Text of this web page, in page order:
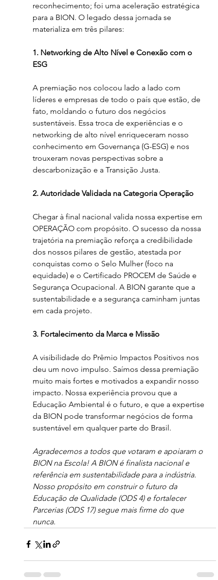
reconhecimento; foi uma aceleração estratégica
para a BION. O legado dessa jornada se
materializa em três pilares:
1. Networking de Alto Nível e Conexão com o
ESG
A premiação nos colocou lado a lado com
líderes e empresas de todo o país que estão, de
fato, moldando o futuro dos negócios
sustentáveis. Essa troca de experiências e o
networking de alto nível enriqueceram nosso
conhecimento em Governança (G-ESG) e nos
trouxeram novas perspectivas sobre a
descarbonização e a Transição Justa.
2. Autoridade Validada na Categoria Operação
Chegar à final nacional valida nossa expertise em
OPERAÇÃO com propósito. O sucesso da nossa
trajetória na premiação reforça a credibilidade
dos nossos pilares de gestão, atestada por
conquistas como o Selo Mulher (foco na
equidade) e o Certificado PROCEM de Saúde e
Segurança Ocupacional. A BION garante que a
sustentabilidade e a segurança caminham juntas
em cada projeto.
3. Fortalecimento da Marca e Missão
A visibilidade do Prêmio Impactos Positivos nos
deu um novo impulso. Saímos dessa premiação
muito mais fortes e motivados a expandir nosso
impacto. Nossa experiência provou que a
Educação Ambiental é o futuro, e que a expertise
da BION pode transformar negócios de forma
sustentável em qualquer parte do Brasil.
Agradecemos a todos que votaram e apoiaram o
BION na Escola! A BION é finalista nacional e
referência em sustentabilidade para a indústria.
Nosso propósito em construir o futuro da
Educação de Qualidade (ODS 4) e fortalecer
Parcerias (ODS 17) segue mais firme do que
nunca.